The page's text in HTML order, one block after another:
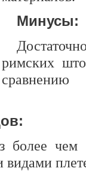
Минусы:
римских
более